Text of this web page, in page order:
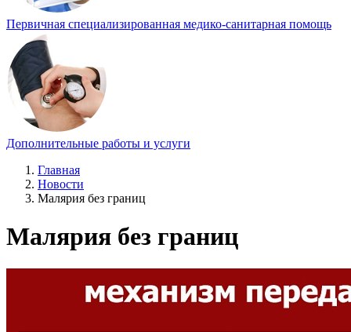
Первичная специализированная медико-санитарная помощь
Дополнительные работы и услуги
Главная
Новости
Малярия без границ
Малярия без границ